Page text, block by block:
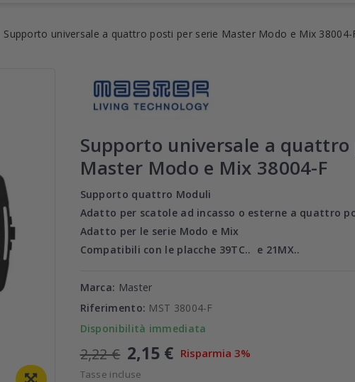
Supporto universale a quattro posti per serie Master Modo e Mix 38004-
Supporto universale a
Master Modo e Mix 38004-F
Supporto quattro Moduli
Adatto per scatole ad incasso o esterne a quattro
Adatto per le serie Modo e Mix
Compatibili con le placche 39TC.. e 21MX..
Marca: Master
Riferimento: MST 38004-F
Disponibilità immediata
2,22 € 2,15 € Risparmia 3%
Tasse incluse